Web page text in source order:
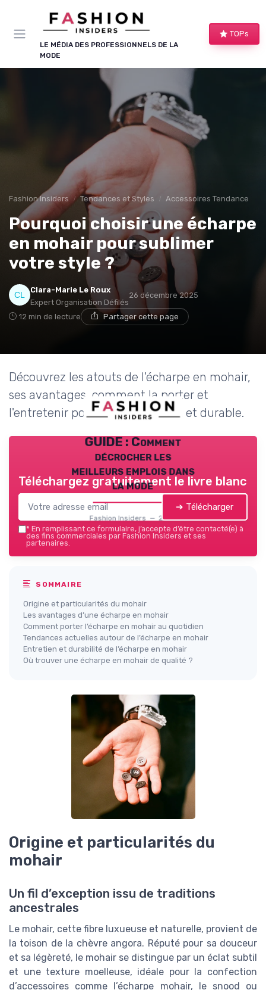
LE MÉDIA DES PROFESSIONNELS DE LA
MODE
TOPs
Fashion Insiders Tendances et Styles Accessoires Tendance
Pourquoi choisir une écharpe
en mohair pour sublimer
votre style ?
Clara-Marie Le Roux
Expert Organisation Défilés
26 décembre 2025
12 min de lecture Partager cette page
Découvrez les atouts de l'écharpe en mohair,
ses avantages, comment la porter et
l'entretenir pour un look élégant et durable.
GUIDE : Comment
décrocher les
meilleurs emplois dans
la mode
Fashion Insiders — 2026
Téléchargez gratuitement le livre blanc
➔ Télécharger
* En remplissant ce formulaire, j’accepte d’être contacté(e) à
des fins commerciales par Fashion Insiders et ses
partenaires.
SOMMAIRE
Origine et particularités du mohair
Les avantages d’une écharpe en mohair
Comment porter l’écharpe en mohair au quotidien
Tendances actuelles autour de l’écharpe en mohair
Entretien et durabilité de l’écharpe en mohair
Où trouver une écharpe en mohair de qualité ?
Origine et particularités du
mohair
Un fil d’exception issu de traditions
ancestrales
Le mohair, cette fibre luxueuse et naturelle, provient de
la toison de la chèvre angora. Réputé pour sa douceur
et sa légèreté, le mohair se distingue par un éclat subtil
et une texture moelleuse, idéale pour la confection
d’accessoires comme l’écharpe mohair, le snood ou